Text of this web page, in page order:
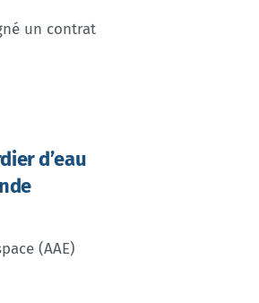
un contrat
d’eau
(AAE)